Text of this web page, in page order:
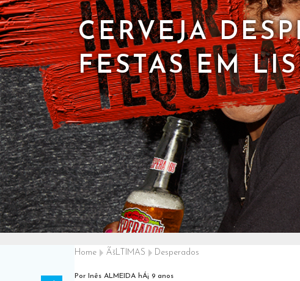
CERVEJA
FESTAS EM
Home ÃšLTIMAS Desperados
Por Inês ALMEIDA hÁ¡ 9 anos